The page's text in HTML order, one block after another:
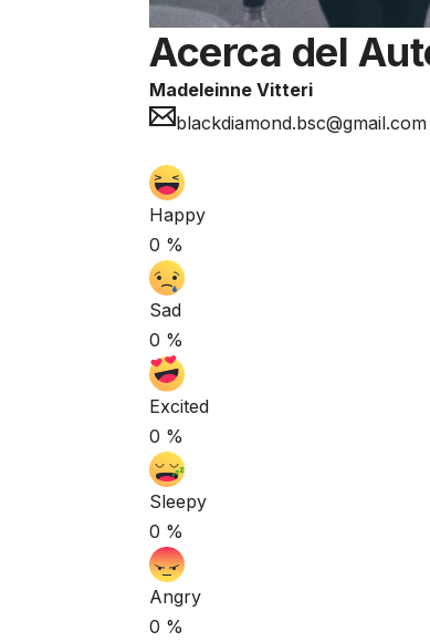
Acerca del
Madeleinne Vitteri
blackdiamond.bsc@gmail.com
Happy
0 %
Sad
0 %
Excited
0 %
Sleepy
0 %
Angry
0 %